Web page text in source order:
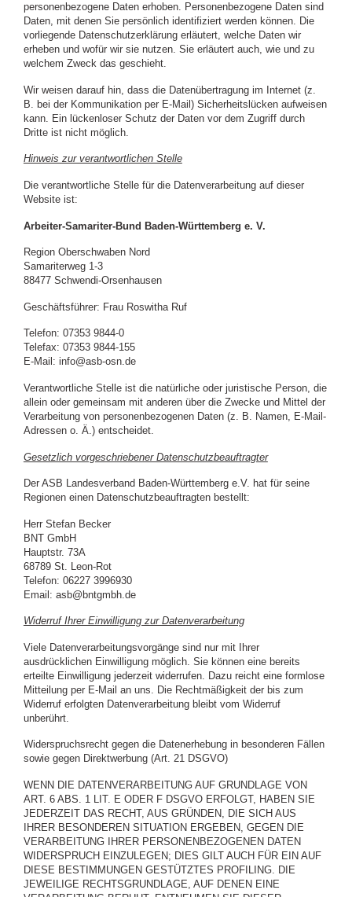
personenbezogene Daten erhoben. Personenbezogene Daten sind
Daten, mit denen Sie persönlich identifiziert werden können. Die
vorliegende Datenschutzerklärung erläutert, welche Daten wir
erheben und wofür wir sie nutzen. Sie erläutert auch, wie und zu
welchem Zweck das geschieht.
Wir weisen darauf hin, dass die Datenübertragung im Internet (z.
B. bei der Kommunikation per E-Mail) Sicherheitslücken aufweisen
kann. Ein lückenloser Schutz der Daten vor dem Zugriff durch
Dritte ist nicht möglich.
Hinweis zur verantwortlichen Stelle
Die verantwortliche Stelle für die Datenverarbeitung auf dieser
Website ist:
Arbeiter-Samariter-Bund Baden-Württemberg e. V.
Region Oberschwaben Nord
Samariterweg 1-3
88477 Schwendi-Orsenhausen
Geschäftsführer: Frau Roswitha Ruf
Telefon: 07353 9844-0
Telefax: 07353 9844-155
E-Mail: info@asb-osn.de
Verantwortliche Stelle ist die natürliche oder juristische Person, die
allein oder gemeinsam mit anderen über die Zwecke und Mittel der
Verarbeitung von personenbezogenen Daten (z. B. Namen, E-Mail-
Adressen o. Ä.) entscheidet.
Gesetzlich vorgeschriebener Datenschutzbeauftragter
Der ASB Landesverband Baden-Württemberg e.V. hat für seine
Regionen einen Datenschutzbeauftragten bestellt:
Herr Stefan Becker
BNT GmbH
Hauptstr. 73A
68789 St. Leon-Rot
Telefon: 06227 3996930
Email: asb@bntgmbh.de
Widerruf Ihrer Einwilligung zur Datenverarbeitung
Viele Datenverarbeitungsvorgänge sind nur mit Ihrer
ausdrücklichen Einwilligung möglich. Sie können eine bereits
erteilte Einwilligung jederzeit widerrufen. Dazu reicht eine formlose
Mitteilung per E-Mail an uns. Die Rechtmäßigkeit der bis zum
Widerruf erfolgten Datenverarbeitung bleibt vom Widerruf
unberührt.
Widerspruchsrecht gegen die Datenerhebung in besonderen Fällen
sowie gegen Direktwerbung (Art. 21 DSGVO)
WENN DIE DATENVERARBEITUNG AUF GRUNDLAGE VON
ART. 6 ABS. 1 LIT. E ODER F DSGVO ERFOLGT, HABEN SIE
JEDERZEIT DAS RECHT, AUS GRÜNDEN, DIE SICH AUS
IHRER BESONDEREN SITUATION ERGEBEN, GEGEN DIE
VERARBEITUNG IHRER PERSONENBEZOGENEN DATEN
WIDERSPRUCH EINZULEGEN; DIES GILT AUCH FÜR EIN AUF
DIESE BESTIMMUNGEN GESTÜTZTES PROFILING. DIE
JEWEILIGE RECHTSGRUNDLAGE, AUF DENEN EINE